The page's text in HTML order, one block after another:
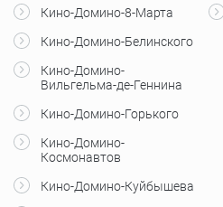
Кино-Домино-8-Марта
Кино-Домино-Белинского
Кино-Домино-
Вильгельма-де-Геннина
Кино-Домино-Горького
Кино-Домино-
Космонавтов
Кино-Домино-Куйбышева